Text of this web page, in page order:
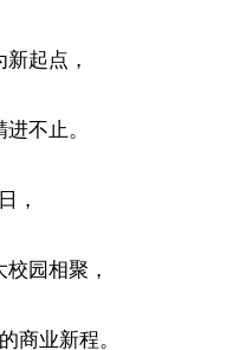
起点，
不止。
，
园相聚，
商业新程。